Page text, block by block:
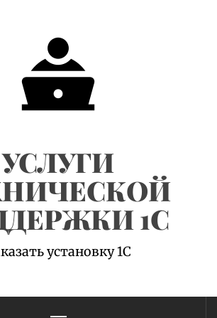
УСЛУГИ
1С
установку 1С